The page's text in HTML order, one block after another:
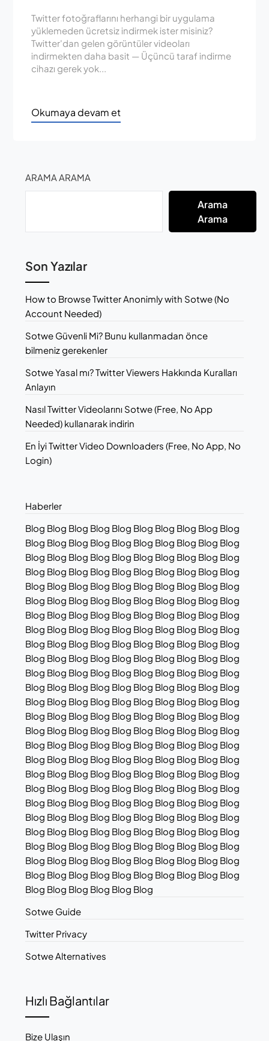
Twitter fotoğraflarını herhangi bir uygulama
yüklemeden ücretsiz indirmek ister misiniz?
Twitter'dan gelen görüntüler videoları
indirmekten daha basit — Üçüncü taraf indirme
cihazı gerek yok...
Okumaya devam et
ARAMA ARAMA
Arama
Arama
Son Yazılar
How to Browse Twitter Anonimly with Sotwe (No
Account Needed)
Sotwe Güvenli Mi? Bunu kullanmadan önce
bilmeniz gerekenler
Sotwe Yasal mı? Twitter Viewers Hakkında Kuralları
Anlayın
Nasıl Twitter Videolarını Sotwe (Free, No App
Needed) kullanarak indirin
En İyi Twitter Video Downloaders (Free, No App, No
Login)
Haberler
Blog Blog Blog Blog Blog Blog Blog Blog Blog Blog
Blog Blog Blog Blog Blog Blog Blog Blog Blog Blog
Blog Blog Blog Blog Blog Blog Blog Blog Blog Blog
Blog Blog Blog Blog Blog Blog Blog Blog Blog Blog
Blog Blog Blog Blog Blog Blog Blog Blog Blog Blog
Blog Blog Blog Blog Blog Blog Blog Blog Blog Blog
Blog Blog Blog Blog Blog Blog Blog Blog Blog Blog
Blog Blog Blog Blog Blog Blog Blog Blog Blog Blog
Blog Blog Blog Blog Blog Blog Blog Blog Blog Blog
Blog Blog Blog Blog Blog Blog Blog Blog Blog Blog
Blog Blog Blog Blog Blog Blog Blog Blog Blog Blog
Blog Blog Blog Blog Blog Blog Blog Blog Blog Blog
Blog Blog Blog Blog Blog Blog Blog Blog Blog Blog
Blog Blog Blog Blog Blog Blog Blog Blog Blog Blog
Blog Blog Blog Blog Blog Blog Blog Blog Blog Blog
Blog Blog Blog Blog Blog Blog Blog Blog Blog Blog
Blog Blog Blog Blog Blog Blog Blog Blog Blog Blog
Blog Blog Blog Blog Blog Blog Blog Blog Blog Blog
Blog Blog Blog Blog Blog Blog Blog Blog Blog Blog
Blog Blog Blog Blog Blog Blog Blog Blog Blog Blog
Blog Blog Blog Blog Blog Blog Blog Blog Blog Blog
Blog Blog Blog Blog Blog Blog Blog Blog Blog Blog
Blog Blog Blog Blog Blog Blog Blog Blog Blog Blog
Blog Blog Blog Blog Blog Blog Blog Blog Blog Blog
Blog Blog Blog Blog Blog Blog Blog Blog Blog Blog
Blog Blog Blog Blog Blog Blog
Sotwe Guide
Twitter Privacy
Sotwe Alternatives
Hızlı Bağlantılar
Bize Ulaşın